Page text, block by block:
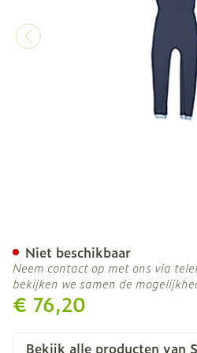
€ 76,20
Niet beschikbaar
Neem contact op met ons via
bekijken we samen de
Bekijk alle producten van